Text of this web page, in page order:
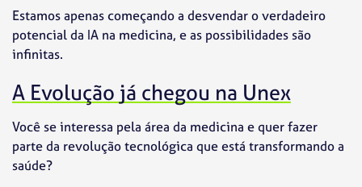
Estamos apenas começando a desvendar o verdadeiro
potencial da IA na medicina, e as possibilidades são
infinitas.
A Evolução já chegou na Unex
Você se interessa pela área da medicina e quer fazer
parte da revolução tecnológica que está transformando a
saúde?